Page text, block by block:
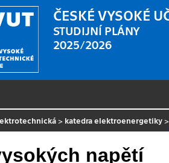
ČESKÉ VYSOKÉ
STUDIJNÍ PLÁNY
2025/2026
> katedra elektroenergetiky
napětí